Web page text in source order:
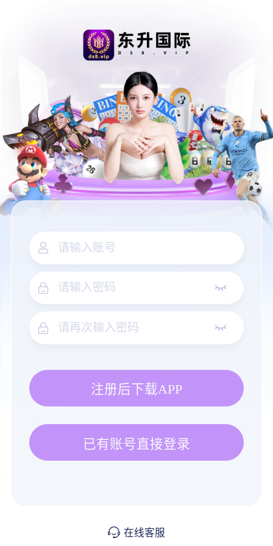
注册后下载APP
已有账号直接登录
在线客服